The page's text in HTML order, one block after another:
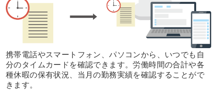
携帯電話やスマートフォン、パソコンから、いつでも自
分のタイムカードを確認できます。労働時間の合計や各
種休暇の保有状況、当月の勤務実績を確認することがで
きます。